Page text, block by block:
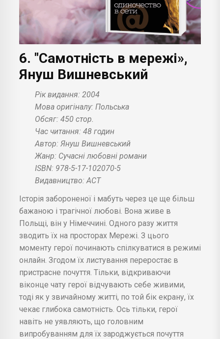
6. "Самотність в мережі»,
Януш Вишневський
Рік видання: 2004
Мова оригіналу: Польська
Обсяг: 450 стор.
Час читання: 48 годин
Автор: Януш Вишневський
Жанр: Сучасні любовні романи
ISBN: 978-5-17-102070-5
Видавництво: АСТ
Історія забороненої і мабуть через це ще більш
бажаною і трагічної любові. Вона живе в
Польщі, він у Німеччині. Одного разу життя
зводить їх на просторах Мережі. З цього
моменту герої починають спілкуватися в режимі
онлайн. Згодом їх листування переростає в
пристрасне почуття. Тільки, відкриваючи
віконце чату герої відчувають себе живими,
тоді як у звичайному житті, по той бік екрану, їх
чекає глибока самотність. Ось тільки, герої
навіть не уявляють, що головним
випробуванням для їх зароджується почуття